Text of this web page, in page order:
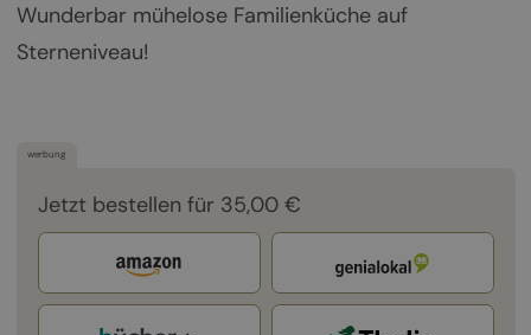
Wunderbar mühelose Familienküche auf
Sterneniveau!
werbung
Jetzt bestellen für 35,00 €